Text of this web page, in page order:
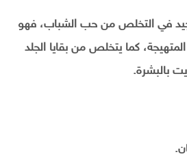
في التخلص من حب الشباب، فهو
كما يتخلص من بقايا الجلد
بالبشرة.